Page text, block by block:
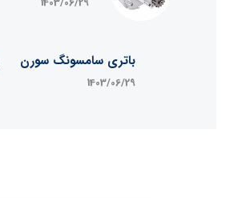
باتری سامسونگ سورن
1403/06/29